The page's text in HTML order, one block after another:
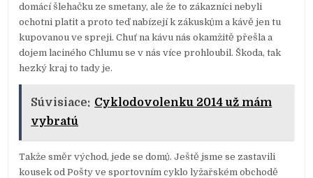
domácí šlehačku ze smetany, ale že to zákazníci nebyli
ochotni platit a proto teď nabízejí k zákuskům a kávě jen tu
kupovanou ve spreji. Chuť na kávu nás okamžitě přešla a
dojem laciného Chlumu se v nás více prohloubil. Škoda, tak
hezký kraj to tady je.
Súvisiace: Cyklodovolenku 2014 už mám
vybratú
Takže směr východ, jede se domů. Ještě jsme se zastavili
kousek od Pošty ve sportovním cyklo lyžařském obchodě